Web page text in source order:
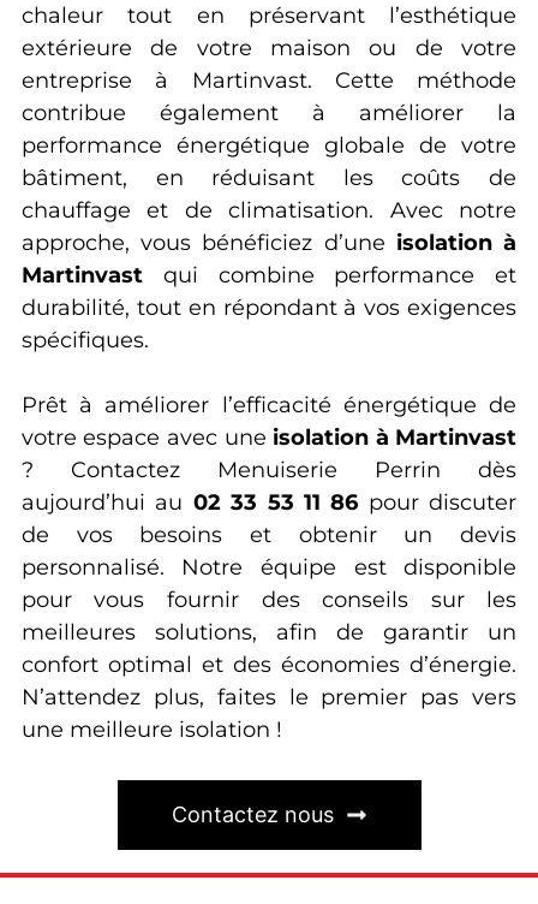
chaleur tout en préservant l’esthétique
extérieure de votre maison ou de votre
entreprise à Martinvast. Cette méthode
contribue également à améliorer la
performance énergétique globale de votre
bâtiment, en réduisant les coûts de
chauffage et de climatisation. Avec notre
approche, vous bénéficiez d’une isolation à
Martinvastqui combine performance et
durabilité, tout en répondant à vos exigences
spécifiques.
Prêt à améliorer l’efficacité énergétique de
votre espace avec une isolation à Martinvast
? Contactez Menuiserie Perrin dès
aujourd’hui au 02 33 53 11 86 pour discuter
de vos besoins et obtenir un devis
personnalisé. Notre équipe est disponible
pour vous fournir des conseils sur les
meilleures solutions, afin de garantir un
confort optimal et des économies d’énergie.
N’attendez plus, faites le premier pas vers
une meilleure isolation !
Contactez nous